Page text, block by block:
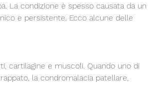
La condizione è spesso causata da un
e persistente. Ecco alcune delle
cartilagine e muscoli. Quando uno di
la condromalacia patellare,